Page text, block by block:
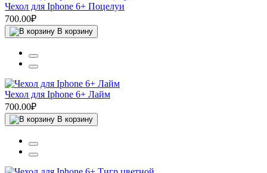
Чехол для Iphone 6+ Поцелуи
700.00₽
В корзину
Чехол для Iphone 6+ Лайм
700.00₽
В корзину